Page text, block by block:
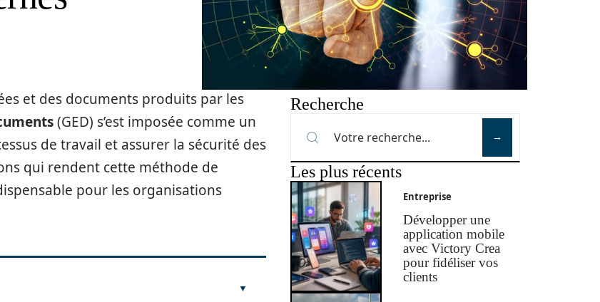
et des documents produits par les
(GED) s’est imposée comme un
de travail et assurer la sécurité des
qui rendent cette méthode de
pour les organisations
Recherche
Les plus récents
Entreprise
Développer une
application mobile
avec Victory Crea
pour fidéliser vos
clients